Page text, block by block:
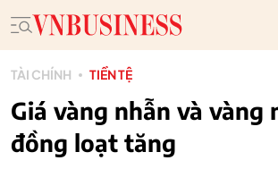
TÀI CHÍNH TIỀN TỆ
Giá vàng nhẫn và vàng
đồng loạt tăng